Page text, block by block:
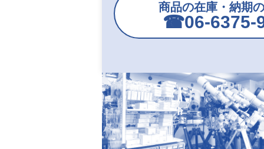
商品の在庫・納期
☎︎06-6375-